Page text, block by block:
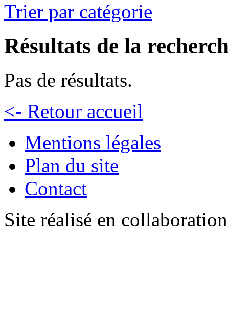
Trier par catégorie
Résultats de la
Pas de résultats.
<- Retour accueil
Mentions légales
Plan du site
Contact
Site réalisé en